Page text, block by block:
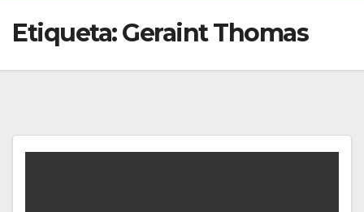
Etiqueta:Geraint Thomas